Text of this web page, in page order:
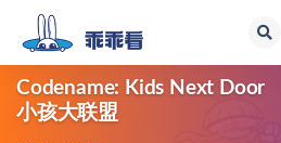
Codename: Kids Next Door
小孩大联盟